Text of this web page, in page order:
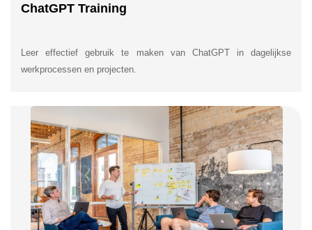
ChatGPT Training
Leer effectief gebruik te maken van ChatGPT in dagelijkse
werkprocessen en projecten.